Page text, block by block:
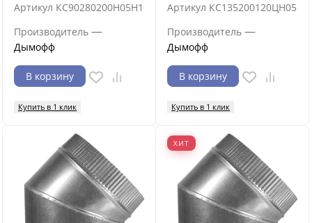
Артикул КС90280200Н05Н1
Производитель —
Дымофф
В корзину
Купить в 1 клик
Артикул КС135200120ЦН05
Производитель —
Дымофф
В корзину
Купить в 1 клик
ХИТ